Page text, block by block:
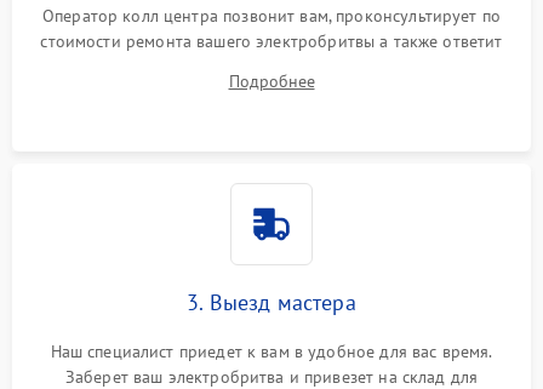
Оператор колл центра позвонит вам, проконсультирует по
стоимости ремонта вашего электробритвы а также ответит
Подробнее
3. Выезд мастера
Наш специалист приедет к вам в удобное для вас время.
Заберет ваш электробритва и привезет на склад для